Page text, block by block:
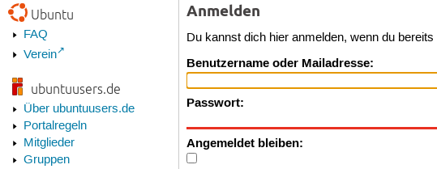
Ubuntu
FAQ
Verein
ubuntuusers.de
Über ubuntuusers.de
Portalregeln
Mitglieder
Gruppen
Anmelden
Du kannst dich hier anmelden, wenn du bereits
Benutzername oder Mailadresse:
Passwort:
Angemeldet bleiben: